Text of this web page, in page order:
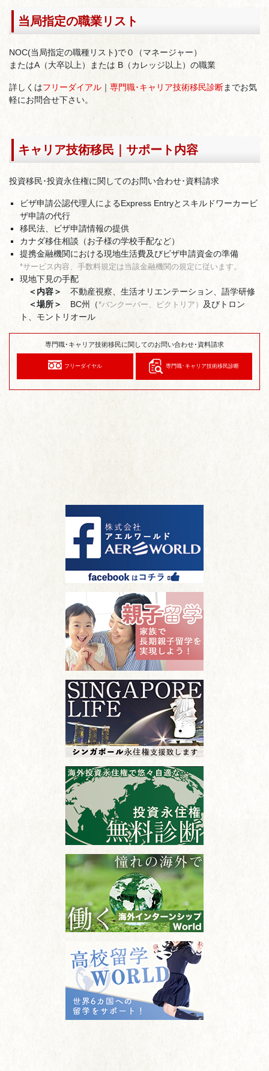
当局指定の職業リスト
NOC(当局指定の職種リスト)で０（マネージャー）
またはA（大卒以上）または B（カレッジ以上）の職業
詳しくはフリーダイアル ｜ 専門職･キャリア技術移民診断までお気
軽にお問合せ下さい。
キャリア技術移民｜サポート内容
投資移民･投資永住権に関してのお問い合わせ･資料請求
ビザ申請公認代理人によるExpress Entryとスキルドワーカービ
ザ申請の代行
移民法、ビザ申請情報の提供
カナダ移住相談（お子様の学校手配など）
提携金融機関における現地生活費及びビザ申請資金の準備
*サービス内容、手数料規定は当該金融機関の規定に従います。
現地下見の手配
＜内容＞
不動産視察、生活オリエンテーション、語学研修
＜場所＞
BC州（*バンクーバー、ビクトリア） 及びトロン
ト、モントリオール
専門職･キャリア技術移民に関してのお問い合わせ･資料請求
フリーダイヤル 専門職･キャリア技術移民診断